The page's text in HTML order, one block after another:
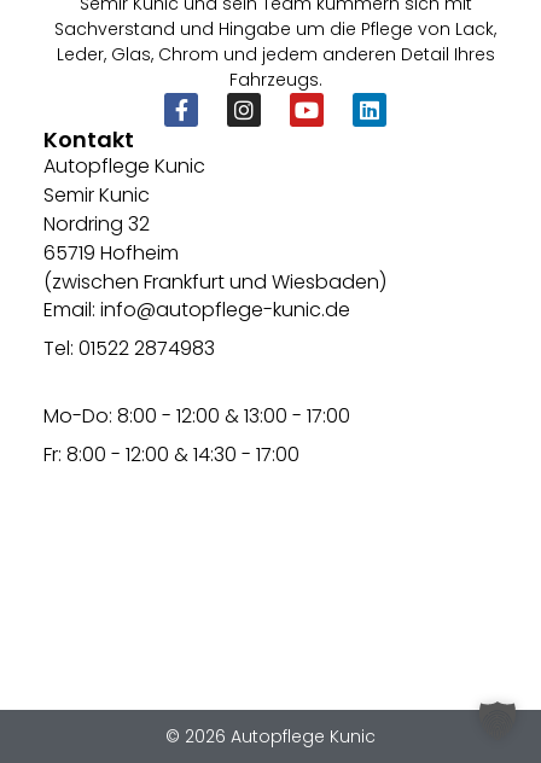
Sachverstand und Hingabe um die Pflege von Lack,
Leder, Glas, Chrom und jedem anderen Detail Ihres
Fahrzeugs.
Kontakt
Autopflege Kunic
Semir Kunic
Nordring 32
65719 Hofheim
(zwischen Frankfurt und Wiesbaden)
Email: info@autopflege-kunic.de
Tel: 01522 2874983
Mo-Do: 8:00 - 12:00 & 13:00 - 17:00
Fr: 8:00 - 12:00 & 14:30 - 17:00
© 2026 Autopflege Kunic